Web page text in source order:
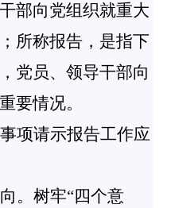
部向党组织就重大
所称报告，是指下
党员、领导干部向
要情况。
项请示报告工作应
。树牢“四个意